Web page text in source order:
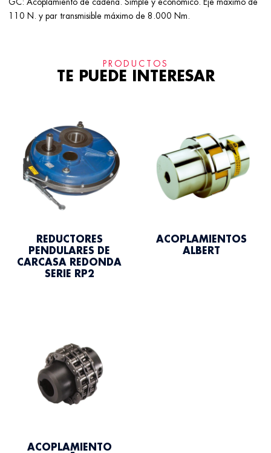
GC: Acoplamiento de cadena. Simple y económico. Eje máximo de
110 N. y par transmisible máximo de 8.000 Nm.
PRODUCTOS
TE PUEDE INTERESAR
REDUCTORES
PENDULARES DE
CARCASA REDONDA
SERIE RP2
ACOPLAMIENTOS
ALBERT
ACOPLAMIENTO